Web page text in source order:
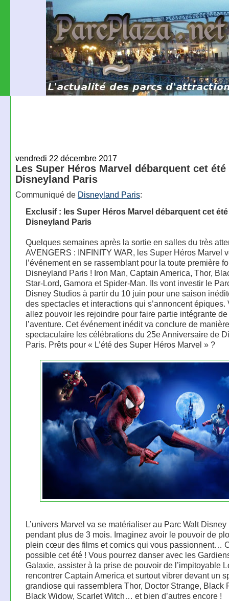
vendredi 22 décembre 2017
Les Super Héros Marvel débarquent cet été
Disneyland Paris
Communiqué de Disneyland Paris:
Exclusif : les Super Héros Marvel débarquent cet été
Disneyland Paris
Quelques semaines après la sortie en salles du très
AVENGERS : INFINITY WAR, les Super Héros Marvel
l’événement en se rassemblant pour la toute première
Disneyland Paris ! Iron Man, Captain America, Thor,
Star-Lord, Gamora et Spider-Man. Ils vont investir le
Disney Studios à partir du 10 juin pour une saison
des spectacles et interactions qui s’annoncent épiques.
allez pouvoir les rejoindre pour faire partie intégrante de
l’aventure. Cet événement inédit va conclure de manière
spectaculaire les célébrations du 25e Anniversaire de
Paris. Prêts pour « L’été des Super Héros Marvel » ?
L’univers Marvel va se matérialiser au Parc Walt
pendant plus de 3 mois. Imaginez avoir le pouvoir de
plein cœur des films et comics qui vous passionnent…
possible cet été ! Vous pourrez danser avec les
Galaxie, assister à la prise de pouvoir de l’impitoyable
rencontrer Captain America et surtout vibrer devant un
grandiose qui rassemblera Thor, Doctor Strange, Black
Black Widow, Scarlet Witch… et bien d’autres encore !